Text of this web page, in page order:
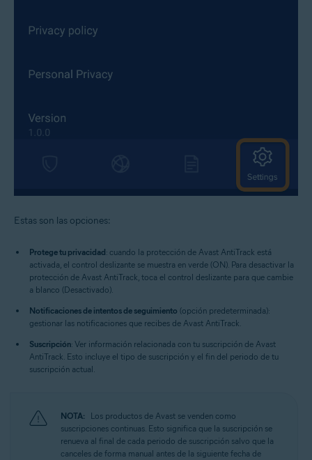
Estas son las opciones:
Protege tu privacidad: cuando la protección de Avast AntiTrack está
activada, el control deslizante se muestra en verde (ON). Para desactivar la
protección de Avast AntiTrack, toca el control deslizante para que cambie
a blanco (Desactivado).
Notificaciones de intentos de seguimiento (opción predeterminada):
gestionar las notificaciones que recibes de Avast AntiTrack.
Suscripción: Ver información relacionada con tu suscripción de Avast
AntiTrack. Esto incluye el tipo de suscripción y el fin del periodo de tu
suscripción actual.
NOTA:
Los productos de Avast se venden como
suscripciones continuas. Esto significa que la suscripción se
renueva al final de cada periodo de suscripción salvo que la
canceles de forma manual antes de la siguiente fecha de